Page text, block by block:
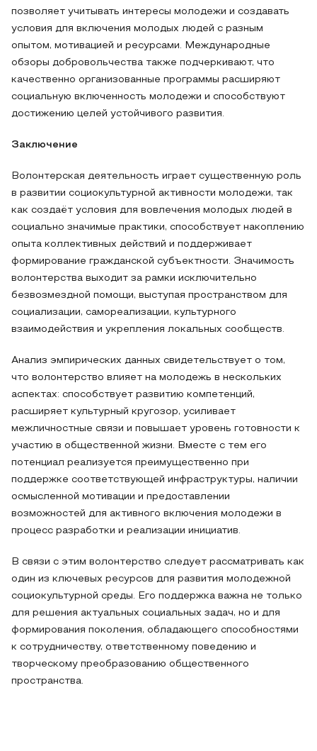
позволяет учитывать интересы молодежи и создавать
условия для включения молодых людей с разным
опытом, мотивацией и ресурсами. Международные
обзоры добровольчества также подчеркивают, что
качественно организованные программы расширяют
социальную включенность молодежи и способствуют
достижению целей устойчивого развития.
Заключение
Волонтерская деятельность играет существенную роль
в развитии социокультурной активности молодежи, так
как создаёт условия для вовлечения молодых людей в
социально значимые практики, способствует накоплению
опыта коллективных действий и поддерживает
формирование гражданской субъектности. Значимость
волонтерства выходит за рамки исключительно
безвозмездной помощи, выступая пространством для
социализации, самореализации, культурного
взаимодействия и укрепления локальных сообществ.
Анализ эмпирических данных свидетельствует о том,
что волонтерство влияет на молодежь в нескольких
аспектах: способствует развитию компетенций,
расширяет культурный кругозор, усиливает
межличностные связи и повышает уровень готовности к
участию в общественной жизни. Вместе с тем его
потенциал реализуется преимущественно при
поддержке соответствующей инфраструктуры, наличии
осмысленной мотивации и предоставлении
возможностей для активного включения молодежи в
процесс разработки и реализации инициатив.
В связи с этим волонтерство следует рассматривать как
один из ключевых ресурсов для развития молодежной
социокультурной среды. Его поддержка важна не только
для решения актуальных социальных задач, но и для
формирования поколения, обладающего способностями
к сотрудничеству, ответственному поведению и
творческому преобразованию общественного
пространства.